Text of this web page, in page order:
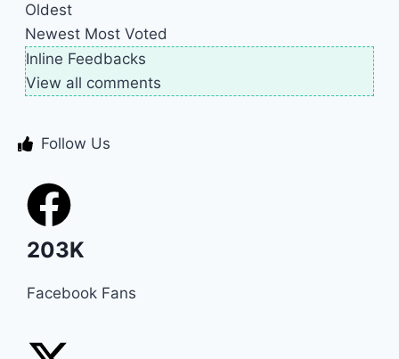
Oldest
Newest Most Voted
Inline Feedbacks
View all comments
Follow Us
203K
Facebook Fans